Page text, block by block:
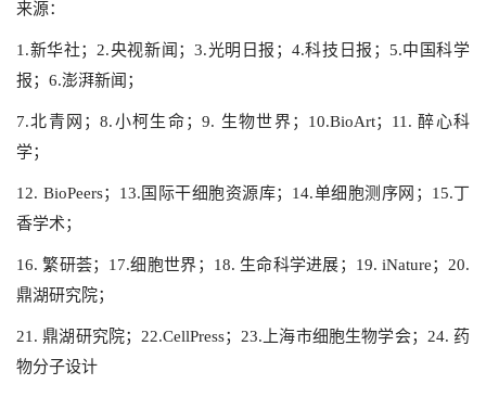
来源：
1.新华社；2.央视新闻；3.光明日报；4.科技日报；5.中国科学
报；6.澎湃新闻；
7.北青网；8.小柯生命；9. 生物世界；10.BioArt；11. 醉心科
学；
12. BioPeers；13.国际干细胞资源库；14.单细胞测序网；15.丁
香学术；
16. 繁研荟；17.细胞世界；18. 生命科学进展；19. iNature；20.
鼎湖研究院；
21. 鼎湖研究院；22.CellPress；23.上海市细胞生物学会；24. 药
物分子设计